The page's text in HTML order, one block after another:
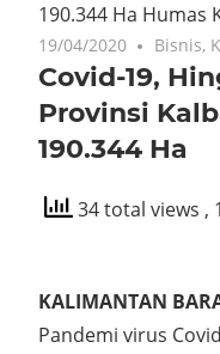
190.344 Ha Humas
19/04/2020 Bisnis,
Covid-19,
Provinsi
190.344 Ha
34 total views ,
KALIMANTAN
Pandemi virus